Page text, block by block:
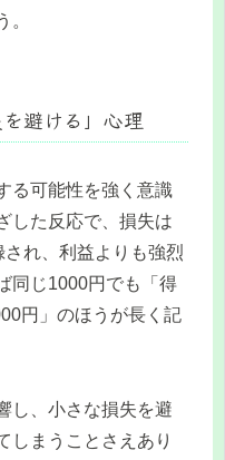
。
避ける」心理
る可能性を強く意識
した反応で、損失は
され、利益よりも強烈
同じ1000円でも「得
円」のほうが長く記
し、小さな損失を避
しまうことさえあり